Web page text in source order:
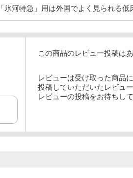
「氷河特急」用は外国でよく見られる
この商品のレビュー投稿はあ
レビューは受け取った商品
投稿していただいたレビュ
レビューの投稿をお待ちして